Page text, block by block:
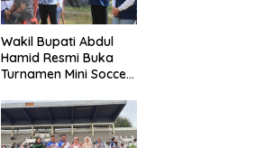
Wakil Bupati Abdul
Hamid Resmi Buka
Turnamen Mini Soccer